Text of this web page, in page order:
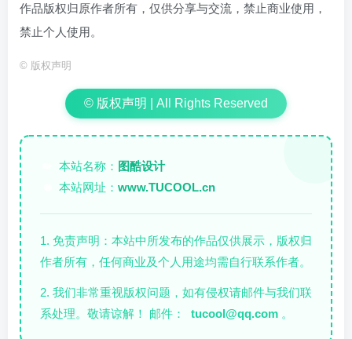
作品版权归原作者所有，仅供分享与交流，禁止商业使用，
禁止个人使用。
© 版权声明
© 版权声明 | All Rights Reserved
本站名称： 图酷设计
本站网址： www.TUCOOL.cn
1. 免责声明：本站中所发布的作品仅供展示，版权归
作者所有，任何商业及个人用途均需自行联系作者。
2. 我们非常重视版权问题，如有侵权请邮件与我们联
系处理。敬请谅解！ 邮件：
tucool@qq.com 。